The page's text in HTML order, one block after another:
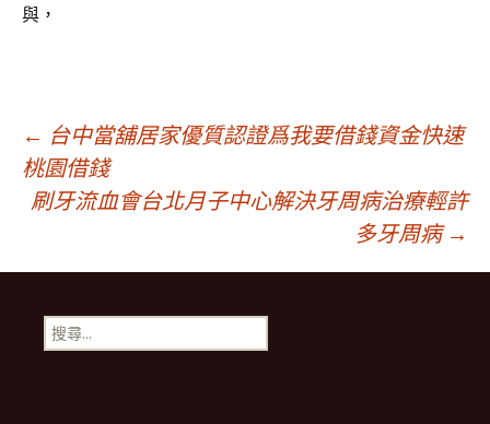
與，
文
章
導
覽
← 台中當舖居家優質認證爲我要借錢資金快速
桃園借錢
刷牙流血會台北月子中心解決牙周病治療輕許
多牙周病 →
搜
尋